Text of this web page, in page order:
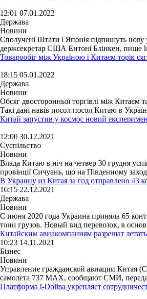
12:01 07.01.2022
Держава
Новини
Сполучені Штати і Японія підпишуть нову
держсекретар США Ентоні Блінкен, пише
Товарообіг між Україною і Китаєм торік
18:15 05.01.2022
Держава
Новини
Обсяг двосторонньої торгівлі між Китаєм
Такі дані навів посол посол Китаю в
Китай запустив у космос новий
12:00 30.12.2021
Суспільство
Новини
Влада Китаю в ніч на четвер 30 грудня
провінції Сичуань, що на Південному
В Украину из Китая за год отправлено 43
16:15 22.12.2021
Держава
Новини
C июня 2020 года Украина приняла 65
тонн грузов. Новый вид перевозок, в
Китайским авиакомпаниям разрешат
10:23 14.11.2021
Бізнес
Новини
Управление гражданской авиации Китая
самолета 737 MAX, сообщают СМИ,
Платформа I-Dolina укрепляет